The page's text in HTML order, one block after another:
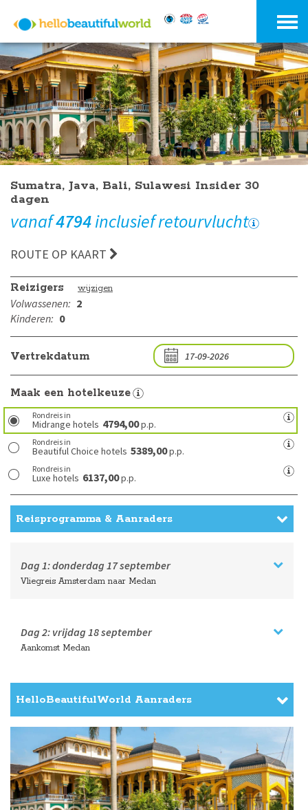
Sumatra, Java, Bali, Sulawesi Insider 30
dagen
vanaf4794inclusief retourvlucht
ROUTE OP KAART
Reizigers wijzigen
Volwassenen: 2
Kinderen: 0
Vertrekdatum
Maak een hotelkeuze
Rondreis in
Midrange hotels 4794,00p.p.
Rondreis in
Beautiful Choice hotels 5389,00p.p.
Rondreis in
Luxe hotels 6137,00p.p.
Reisprogramma & Aanraders
Dag 1:donderdag 17 september
Vliegreis Amsterdam naar Medan
Dag 2: vrijdag 18 september
Aankomst Medan
HelloBeautifulWorld Aanraders